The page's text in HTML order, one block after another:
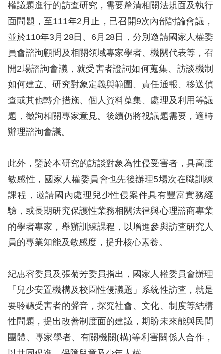
陳
情
申
訴
人
資
料
庫
無
障
快
捷
鍵
選
擇
語
權議題進行的訪查研究，需要釐清相關法規面及執行
面問題，至111年2月止，已召開9次內部討論會議，
並於110年3月28日、6月28日，分別邀請國家人權委
員會諮詢顧問及相關領域專家學者、機關代表等，召
開2場諮詢會議，就受害者證詞如何蒐集、訪談機制
如何建立、研究對象定義與範圍、責任通報、移送偵
查或其他轉介措施、個人資料蒐集、處理及利用等議
題，徵詢相關專家意見。後續仍將視議題需要，適時
辦理諮詢會議。
此外，鑒於本研究的訪談對象為性侵受害者，具高度
敏感性，國家人權委員會也先後辦理5場次在職訓練
課程，邀請國內處理兒少性侵案件具有豐富實務經
驗，或長期研究保護性業務相關法律與心理諮商專業
的學者專家，舉辦訓練課程，以增進參與訪查研究人
員的專業知能及敏感度，提升核心素養。
紀惠容委員及張菊芳委員指出，國家人權委員會辦理
「兒少安置機構及校園性侵議題」系統性訪查，就是
要聆聽受害者的聲音，探究社會、文化、制度等結構
性問題，提出改善制度面的建議，期盼未來能與民間
團體、專家學者、有關機關(構)等利害關係人合作，